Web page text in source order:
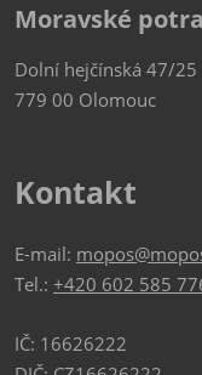
Moravské
Dolní hejčínská 47/25
779 00 Olomouc
Kontakt
E-mail:
Tel.: +420 602 585
IČ: 16626222